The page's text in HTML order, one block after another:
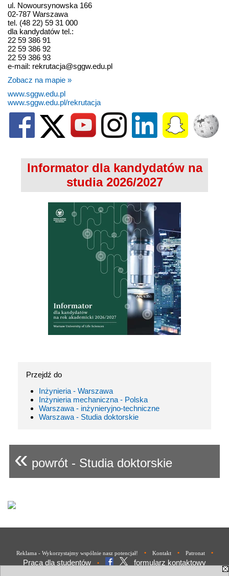
ul. Nowoursynowska 166
02-787 Warszawa
tel. (48 22) 59 31 000
dla kandydatów tel.:
22 59 386 91
22 59 386 92
22 59 386 93
e-mail: rekrutacja@sggw.edu.pl
Zobacz na mapie »
www.sggw.edu.pl
www.sggw.edu.pl/rekrutacja
Informator dla kandydatów na
studia 2026/2027
Przejdź do
Inżynieria - Warszawa
Inżynieria mechaniczna - Polska
Warszawa - inżynieryjno-techniczne
Warszawa - Studia doktorskie
« powrót - Studia doktorskie
Reklama - Wykorzystajmy wspólnie nasz potencjał! • Kontakt • Patronat •
Praca dla studentów • formularz kontaktowy